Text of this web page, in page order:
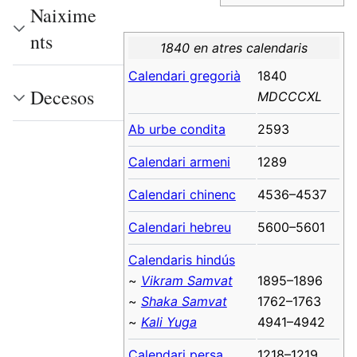
1840 en atres calendaris
Calendari gregorià
1840
MDCCCXL
Ab urbe condita 2593
Calendari armeni 1289
Calendari chinenc 4536–4537
Calendari hebreu 5600–5601
Calendaris hindús
~ Vikram Samvat
~ Shaka Samvat
~ Kali Yuga
1895–1896
1762–1763
4941–4942
Naixime
nts
Decesos